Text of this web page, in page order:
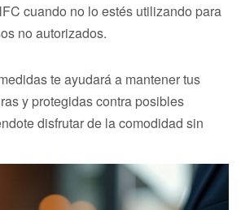
cuando no lo estés utilizando para
no autorizados.
te ayudará a mantener tus
y protegidas contra posibles
disfrutar de la comodidad sin